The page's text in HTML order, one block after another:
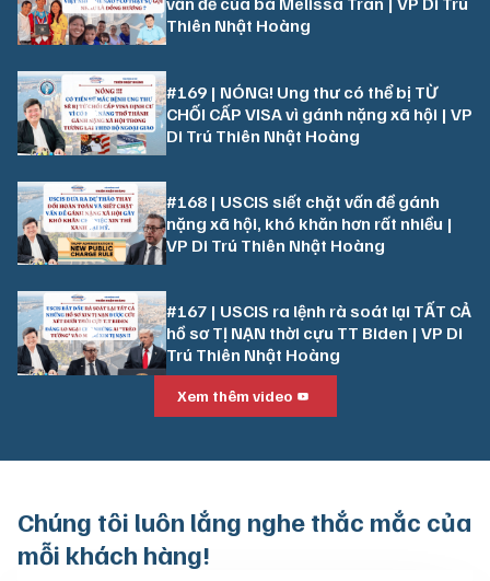
Xem thêm video
Thiên Nhật Hoàng
#169 | NÓNG! Ung thư có thể bị TỪ
CHỐI CẤP VISA vì gánh nặng xã hội | VP
Di Trú Thiên Nhật Hoàng
#168 | USCIS siết chặt vấn đề gánh
nặng xã hội, khó khăn hơn rất nhiều |
VP Di Trú Thiên Nhật Hoàng
#167 | USCIS ra lệnh rà soát lại TẤT CẢ
hồ sơ TỊ NẠN thời cựu TT Biden | VP Di
Trú Thiên Nhật Hoàng
Chúng tôi luôn lắng nghe thắc mắc của
mỗi khách hàng!